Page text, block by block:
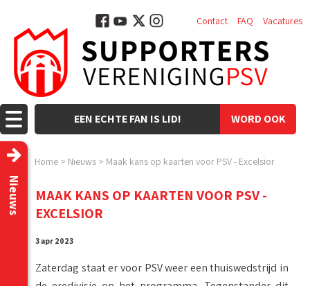
WORD OOK
EEN ECHTE FAN IS LID!
Contact FAQ Vacatures
Home > Nieuws > Maak kans op kaarten voor PSV - Excelsior
Nieuws
MAAK KANS OP KAARTEN VOOR PSV -
EXCELSIOR
3 apr 2023
Zaterdag staat er voor PSV weer een thuiswedstrijd in